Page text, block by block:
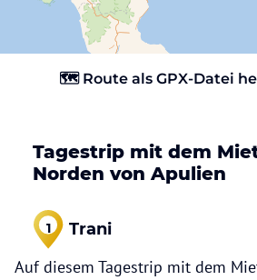
🗺️ Route als GPX-Datei
Tagestrip mit dem
Norden von Apulien
1 Trani
Auf diesem Tagestrip mit dem